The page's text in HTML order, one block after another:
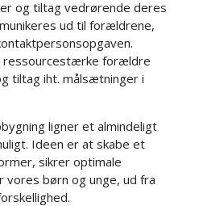
og tiltag vedrørende deres
ud til forældrene,
ressourcestærke forældre
tiltag iht. målsætninger i
ligner et almindeligt
Ideen er at skabe et
sikrer optimale
børn og unge, ud fra